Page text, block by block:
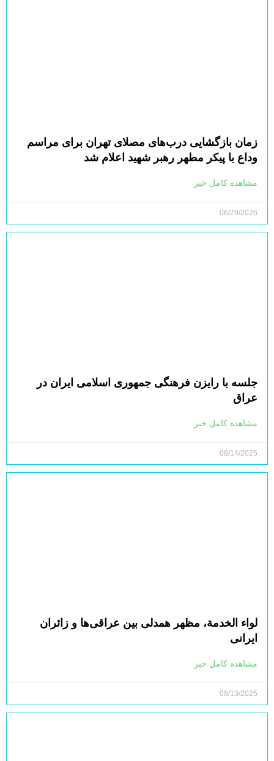
زمان بازگشایی درب‌های مصلای تهران برای مراسم
وداع با پیکر مطهر رهبر شهید اعلام شد
مشاهده کامل خبر
06/29/2026
جلسه با رایزن فرهنگی جمهوری اسلامی ایران در
عراق
مشاهده کامل خبر
08/14/2025
لواء الخدمة، مظهر همدلی بین عراقی‌ها و زائران
ایرانی
مشاهده کامل خبر
08/13/2025